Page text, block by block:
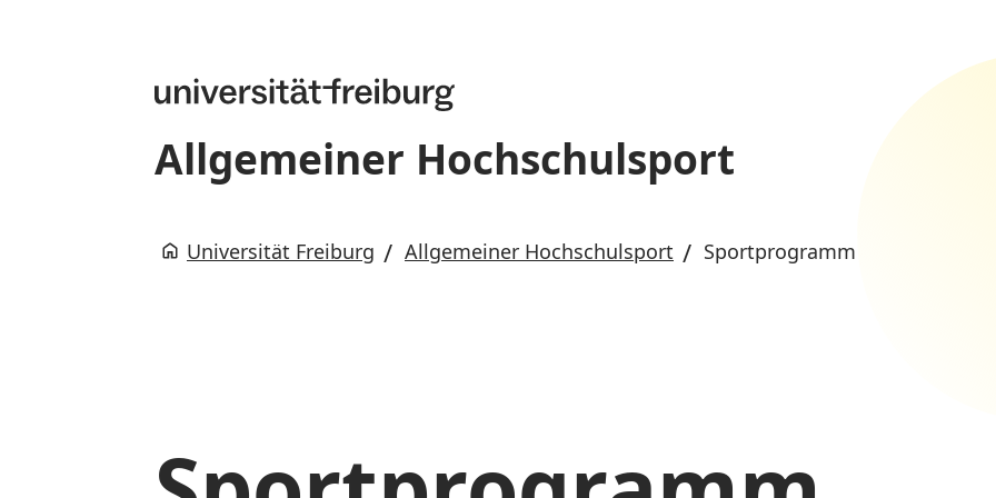
Allgemeiner Hochschulsport
Universität Freiburg Allgemeiner Hochschulsport Sportprogramm